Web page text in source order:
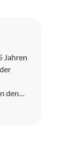
Jahren
den